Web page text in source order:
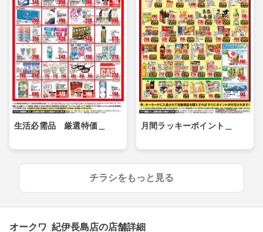
生活必需品 厳選特価＿ 月間ラッキーポイント＿
チラシをもっと見る
オークワ 紀伊長島店の店舗詳細